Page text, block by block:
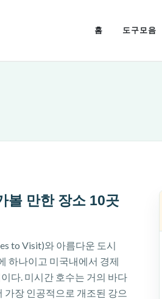
홈 도구모음
볼 만한 장소 10곳
to Visit)와 아름다운 도시
하나이고 미국내에서 경제
다. 미시간 호수는 거의 바다
가장 인공적으로 개조된 강으